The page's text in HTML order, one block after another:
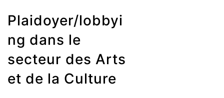
Plaidoyer/lobbyi
ng dans le
secteur des Arts
et de la Culture